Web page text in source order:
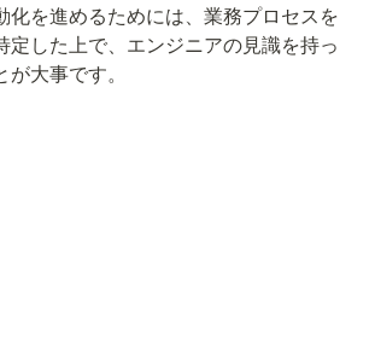
化を進めるためには、業務プロセスを
定した上で、エンジニアの見識を持っ
大事です。